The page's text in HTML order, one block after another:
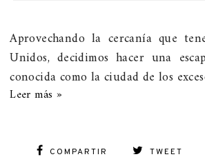
Aprovechando la cercanía que
Unidos, decidimos hacer una
conocida como la ciudad de los
Leer más »
COMPARTIR TWEET